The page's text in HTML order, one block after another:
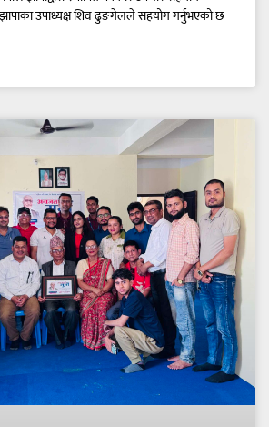
उपाध्यक्ष शिव ढुङगेलले सहयोग गर्नुभएको छ